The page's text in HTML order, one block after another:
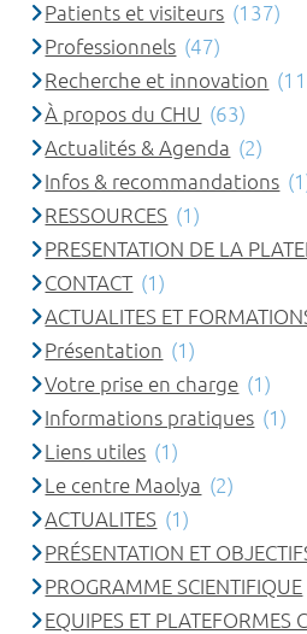
Patients et visiteurs (137)
Professionnels (47)
Recherche et innovation
À propos du CHU (63)
Actualités & Agenda (2)
Infos & recommandations
RESSOURCES (1)
PRESENTATION DE LA
CONTACT (1)
ACTUALITES ET
Présentation (1)
Votre prise en charge (1)
Informations pratiques (1)
Liens utiles (1)
Le centre Maolya (2)
ACTUALITES (1)
PRÉSENTATION ET
PROGRAMME SCIENTIFIQUE
EQUIPES ET PLATEFORMES